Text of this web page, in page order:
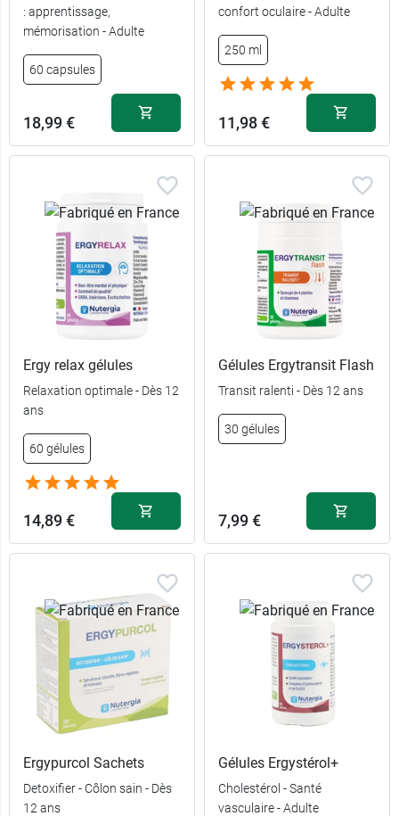
60 gélules
180 gélules 29,99 €
: apprentissage,
mémorisation - Adulte
60 capsules
18,99 €
confort oculaire - Adulte
250 ml
11,98 €
Ergy relax gélules
Relaxation optimale - Dès 12
ans
60 gélules
14,89 €
Gélules Ergytransit Flash
Transit ralenti - Dès 12 ans
30 gélules
7,99 €
Ergypurcol Sachets
Detoxifier - Côlon sain - Dès
12 ans
Gélules Ergystérol+
Cholestérol - Santé
vasculaire - Adulte